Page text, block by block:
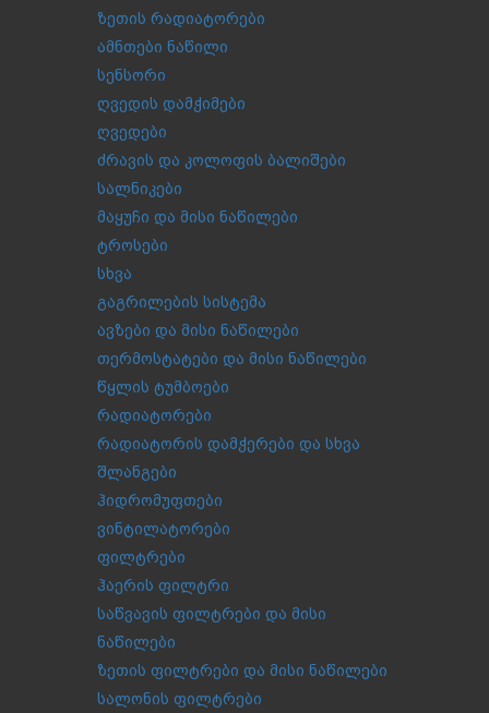
ზეთის რადიატორები
ამნთები ნაწილი
სენსორი
ღვედის დამჭიმები
ღვედები
ძრავის და კოლოფის ბალიშები
სალნიკები
მაყუჩი და მისი ნაწილები
ტროსები
სხვა
გაგრილების სისტემა
ავზები და მისი ნაწილები
თერმოსტატები და მისი ნაწილები
წყლის ტუმბოები
რადიატორები
რადიატორის დამჭერები და სხვა
შლანგები
ჰიდრომუფთები
ვინტილატორები
ფილტრები
ჰაერის ფილტრი
საწვავის ფილტრები და მისი
ნაწილები
ზეთის ფილტრები და მისი ნაწილები
სალონის ფილტრები